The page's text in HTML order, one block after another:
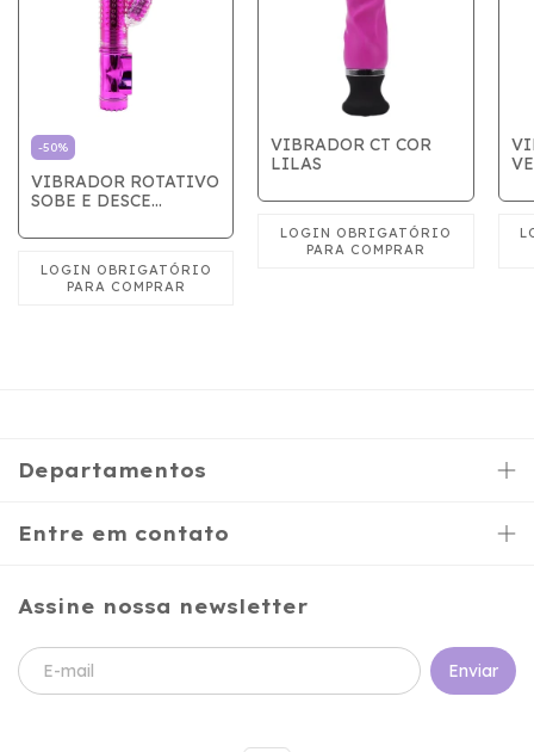
-50%
VIBRADOR ROTATIVO
SOBE E DESCE
ESTIMULADOR PINK
VIBRADOR CT COR
LILAS
Departamentos
Entre em contato
Assine nossa newsletter